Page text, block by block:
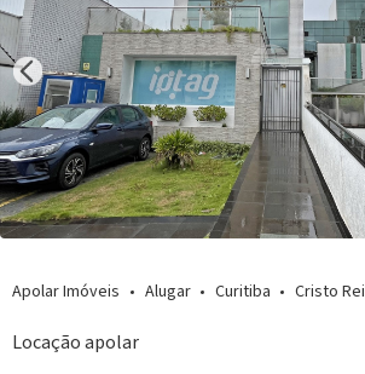
Apolar Imóveis Alugar Curitiba Cristo Rei
Locação apolar